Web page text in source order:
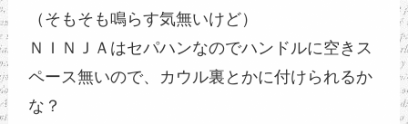
（そもそも鳴らす気無いけど）
ＮＩＮＪＡはセパハンなのでハンドルに空きス
ペース無いので、カウル裏とかに付けられるか
な？